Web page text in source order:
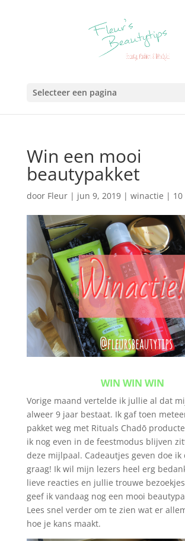
Selecteer een pagina
Win een mooi
beautypakket
door Fleur| jun 9, 2019| winactie |
WIN WIN WIN
Vorige maand vertelde ik jullie al dat
alweer 9 jaar bestaat. Ik gaf toen
pakket weg met Rituals Chadō
ik nog even in de feestmodus blijven
deze mijlpaal. Cadeautjes geven doe
graag! Ik wil mijn lezers heel erg
lieve reacties en jullie trouwe
geef ik vandaag nog een mooi
Lees snel verder om te zien wat er
hoe je kans maakt.